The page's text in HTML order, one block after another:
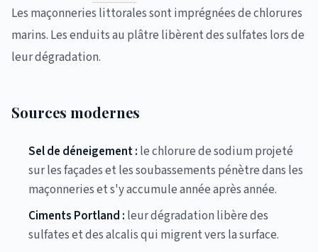
Les maçonneries littorales sont imprégnées de chlorures
marins. Les enduits au plâtre libèrent des sulfates lors de
leur dégradation.
Sources modernes
Sel de déneigement : le chlorure de sodium projeté
sur les façades et les soubassements pénètre dans les
maçonneries et s'y accumule année après année.
Ciments Portland : leur dégradation libère des
sulfates et des alcalis qui migrent vers la surface.